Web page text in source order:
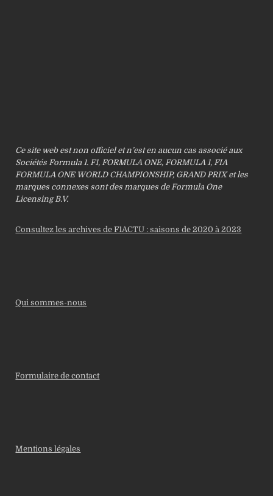
Ce site web est non officiel et n’est en aucun cas associé aux
Sociétés Formula 1. F1, FORMULA ONE, FORMULA 1, FIA
FORMULA ONE WORLD CHAMPIONSHIP, GRAND PRIX et les
marques connexes sont des marques de Formula One
Licensing B.V.
Consultez les archives de F1ACTU : saisons de 2020 à 2023
Qui sommes-nous
Formulaire de contact
Mentions légales